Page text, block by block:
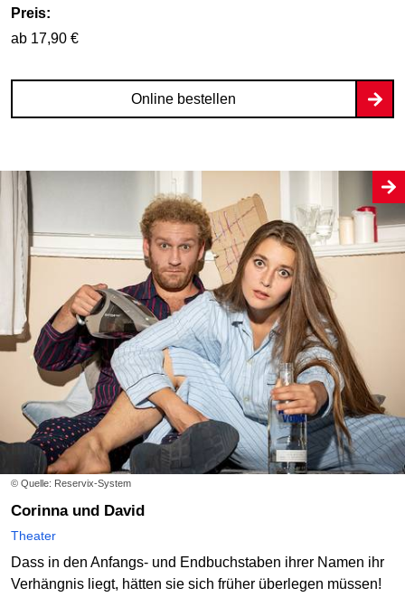
Preis:
ab 17,90 €
Online bestellen
© Quelle: Reservix-System
Corinna und David
Theater
Dass in den Anfangs- und Endbuchstaben ihrer Namen ihr
Verhängnis liegt, hätten sie sich früher überlegen müssen!